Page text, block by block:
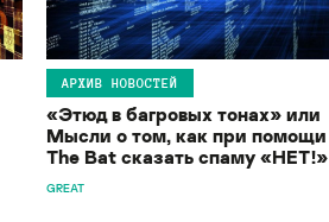
АРХИВ НОВОСТЕЙ
«Этюд в багровых тонах» или
Мысли о том, как при помощи
The Bat сказать спаму «НЕТ!»
GREAT